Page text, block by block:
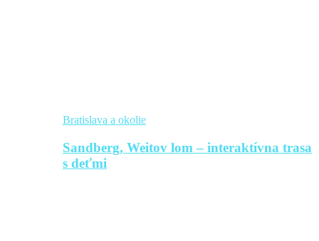
Bratislava a okolie
Sandberg, Weitov lom – interaktívna trasa
s deťmi